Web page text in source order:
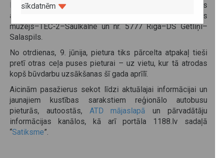
Pārceltajā pieturā piestāj astoņi reģionālās nozīmes
autobusu reisi maršrutos nr. 5835 Salaspils–Daugavas
muzejs–TEC-2–Saulkalne un nr. 5777 Rīga–DS Getliņi–
Salaspils.
No otrdienas, 9. jūnija, pietura tiks pārcelta atpakaļ tieši
pretī otras ceļa puses pieturai – uz vietu, kur tā atrodas
kopš būvdarbu uzsākšanas šī gada aprīlī.
Aicinām pasažierus sekot līdzi aktuālajai informācijai un
jaunajiem kustības sarakstiem reģionālo autobusu
pieturās, autoostās, ATD mājaslapā un pārvadātāju
informācijas kanālos, kā arī portāla 1188.lv sadaļā
“Satiksme”.
sīkdatnēm